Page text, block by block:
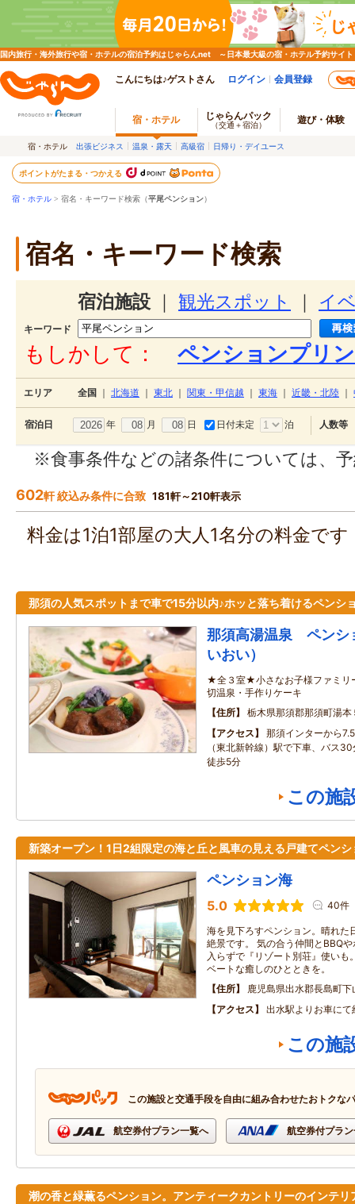
国内旅行・海外旅行や宿・ホテルの宿泊予約はじゃらんnet ～日本最大級の宿・ホテル予約サイト
こんにちは♪ゲストさん ログイン 会員登録
宿・ホテル じゃらんパック
（交通＋宿泊） 遊び・体験
宿・ホテル 出張ビジネス 温泉・露天 高級宿 日帰り・デイユース
ポイントがたまる・つかえる
宿・ホテル > 宿名・キーワード検索（平尾ペンション）
宿名・キーワード検索
宿泊施設 観光スポット イ
キーワード
もしかして： ペンションプリ
エリア 全国 北海道 東北 関東・甲信越 東海 近畿・北陸
宿泊日 年 月 日 日付未定 泊 人数等
※食事条件などの諸条件については、
602軒 絞込み条件に合致 181軒～210軒表示
料金は1泊1部屋の大人1名分の料金で
那須の人気スポットまで車で15分以内♪ホッと落ち着けるペンシ
那須高湯温泉 ペンシ
いおい）
★全３室★小さなお子様ファミリ
切温泉・手作りケーキ
住所
栃木県那須郡那須町湯本
アクセス
那須インターから
（東北新幹線）駅で下車、バス
徒歩5分
この施
新築オープン！1日2組限定の海と丘と風車の見える戸建てペンシ
ペンション海
5.0 40件
海を見下ろすペンション。晴れた
絶景です。 気の合う仲間とBBQ
入らずで『リゾート別荘』使いも
ベートな癒しのひとときを。
住所
鹿児島県出水郡長島町
アクセス
出水駅よりお車にて
この施
この施設と交通手段を自由に組み合わせたおトクな
航空券付プラン一覧へ 航空券付プラ
潮の香と緑薫るペンション。アンティークカントリーのインテリ